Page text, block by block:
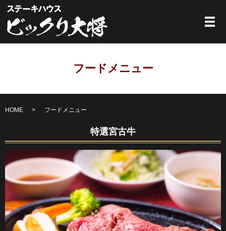
メ
フードメニュー
HOME フードメニュー
特選宮古牛